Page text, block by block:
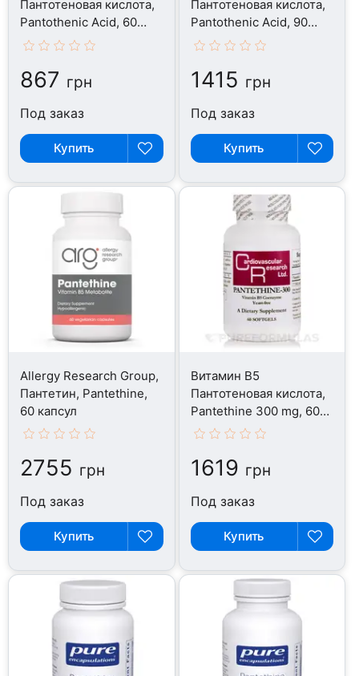
Пантотеновая кислота,
Pantothenic Acid, 60
капсул
867 грн
Под заказ
Купить
Пантотеновая кислота,
Pantothenic Acid, 90
капсул
1415 грн
Под заказ
Купить
Allergy Research Group,
Пантетин, Pantethine,
60 капсул
2755 грн
Под заказ
Купить
Витамин B5
Пантотеновая кислота,
Pantethine 300 mg, 60
капсул
1619 грн
Под заказ
Купить